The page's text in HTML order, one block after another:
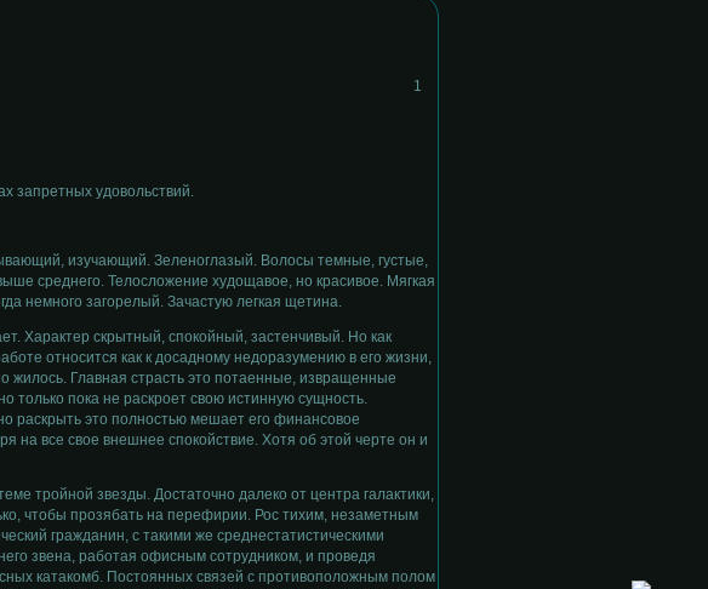
1
запретных удовольствий.
изучающий. Зеленоглазый. Волосы темные, густые,
среднего. Телосложение худощавое, но красивое. Мягкая
немного загорелый. Зачастую легкая щетина.
Характер скрытный, спокойный, застенчивый. Но как
относится как к досадному недоразумению в его жизни,
жилось. Главная страсть это потаенные, извращенные
пока не раскроет свою истинную сущность.
раскрыть это полностью мешает его финансовое
на все свое внешнее спокойствие. Хотя об этой черте он и
тройной звезды. Достаточно далеко от центра галактики,
чтобы прозябать на перефирии. Рос тихим, незаметным
гражданин, с такими же среднестатистическими
звена, работая офисным сотрудником, и проведя
катакомб. Постоянных связей с противоположным полом